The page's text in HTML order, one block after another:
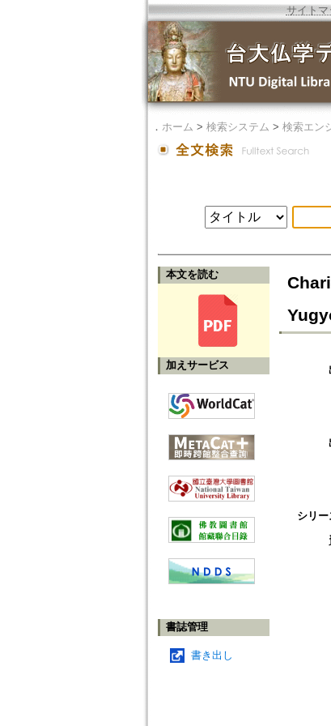
サイトマ
． ホーム > 検索システム > 検索エン
本文を読む
加えサービス
書誌管理
書き出し
シリ